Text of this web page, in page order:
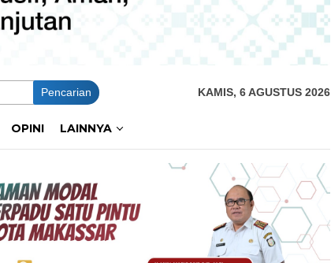
Pencarian KAMIS, 6 AGUSTUS 2026
OPINI LAINNYA